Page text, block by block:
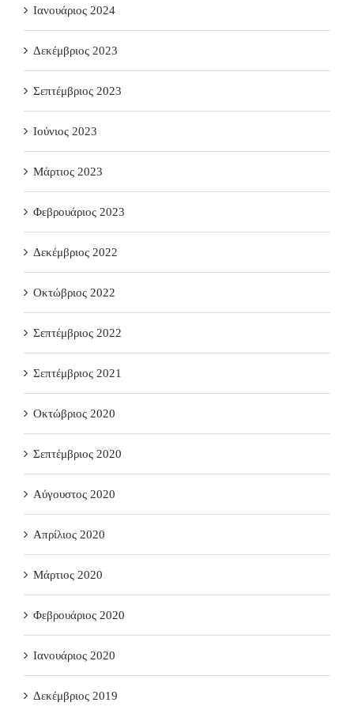
Ιανουάριος 2024
Δεκέμβριος 2023
Σεπτέμβριος 2023
Ιούνιος 2023
Μάρτιος 2023
Φεβρουάριος 2023
Δεκέμβριος 2022
Οκτώβριος 2022
Σεπτέμβριος 2022
Σεπτέμβριος 2021
Οκτώβριος 2020
Σεπτέμβριος 2020
Αύγουστος 2020
Απρίλιος 2020
Μάρτιος 2020
Φεβρουάριος 2020
Ιανουάριος 2020
Δεκέμβριος 2019